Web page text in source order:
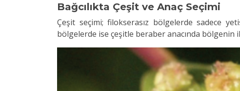
Bağcılıkta Çeşit ve Anaç Seçimi
Çeşit seçimi; filokserasız bölgelerde sadece
bölgelerde ise çeşitle beraber anacında